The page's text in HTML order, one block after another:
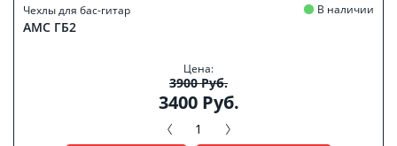
Чехлы для бас-гитар
АМС ГБ2
В наличии
Цена:
3900 Руб.
3400 Руб.